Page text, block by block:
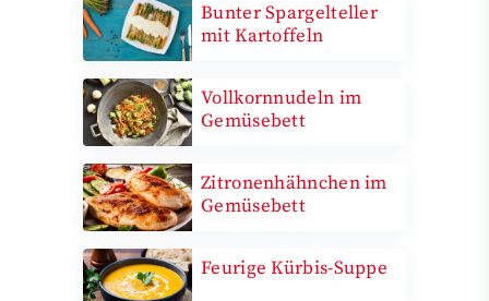
Bunter Spargelteller
mit Kartoffeln
Vollkornnudeln im
Gemüsebett
Zitronenhähnchen im
Gemüsebett
Feurige Kürbis-Suppe